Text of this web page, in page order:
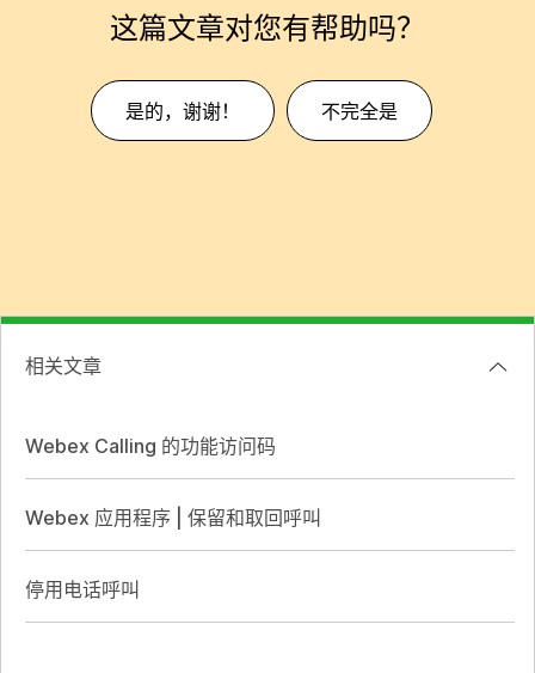
这篇文章对您有帮助吗？
是的，谢谢！ 不完全是
相关文章
Webex Calling 的功能访问码
Webex 应用程序 | 保留和取回呼叫
停用电话呼叫